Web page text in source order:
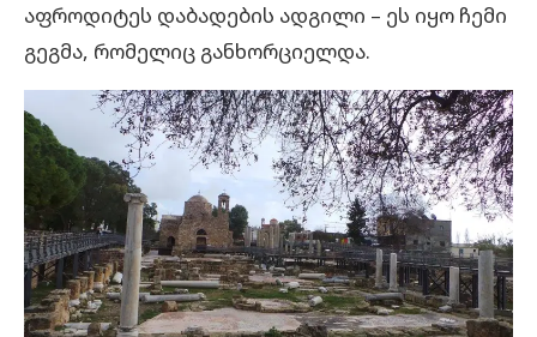
აფროდიტეს დაბადების ადგილი – ეს იყო ჩემი
გეგმა, რომელიც განხორციელდა.